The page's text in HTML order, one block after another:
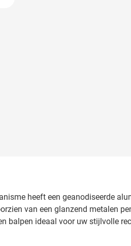
heeft een geanodiseerde
van een glanzend metalen
balpen ideaal voor uw stijlvolle